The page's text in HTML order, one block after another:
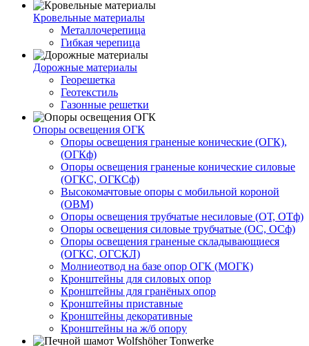
Кровельные материалы
Металлочерепица
Гибкая черепица
Дорожные материалы
Георешетка
Геотекстиль
Газонные решетки
Опоры освещения ОГК
Опоры освещения граненые конические (ОГК),
(ОГКф)
Опоры освещения граненые конические силовые
(ОГКС, ОГКСф)
Высокомачтовые опоры с мобильной короной
(ОВМ)
Опоры освещения трубчатые несиловые (ОТ, ОТф)
Опоры освещения силовые трубчатые (ОС, ОСф)
Опоры освещения граненые складывающиеся
(ОГКС, ОГСКЛ)
Молниеотвод на базе опор ОГК (МОГК)
Кронштейны для силовых опор
Кронштейны для гранёных опор
Кронштейны приставные
Кронштейны декоративные
Кронштейны на ж/б опору